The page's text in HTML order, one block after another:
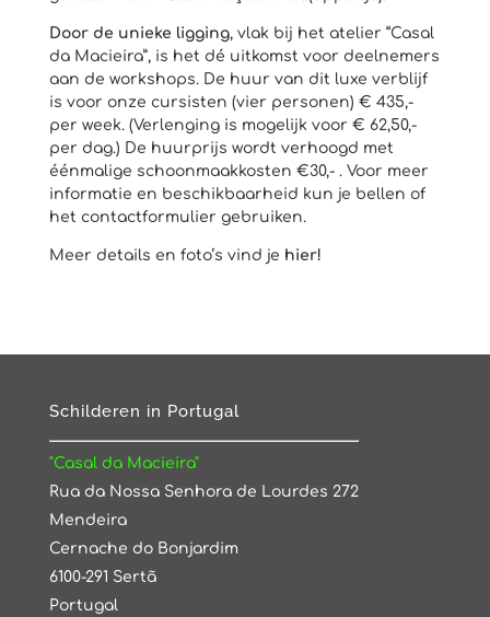
Door de unieke ligging, vlak bij het atelier “Casal
da Macieira”, is het dé uitkomst voor deelnemers
aan de workshops. De huur van dit luxe verblijf
is voor onze cursisten (vier personen) € 435,-
per week. (Verlenging is mogelijk voor € 62,50,-
per dag.) De huurprijs wordt verhoogd met
éénmalige schoonmaakkosten €30,- . Voor meer
informatie en beschikbaarheid kun je bellen of
het contactformulier gebruiken.
Meer details en foto’s vind je hier!
Schilderen in Portugal
"Casal da Macieira"
Rua da Nossa Senhora de Lourdes 272
Mendeira
Cernache do Bonjardim
6100-291 Sertã
Portugal